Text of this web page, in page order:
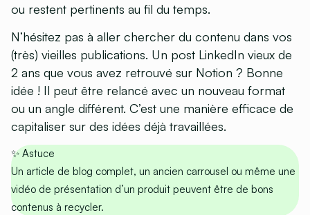
ou restent pertinents au fil du temps.
N’hésitez pas à aller chercher du contenu dans vos
(très) vieilles publications. Un post LinkedIn vieux de
2 ans que vous avez retrouvé sur Notion ? Bonne
idée ! Il peut être relancé avec un nouveau format
ou un angle différent. C’est une manière efficace de
capitaliser sur des idées déjà travaillées.
✨ Astuce
Un article de blog complet, un ancien carrousel ou même une
vidéo de présentation d’un produit peuvent être de bons
contenus à recycler.